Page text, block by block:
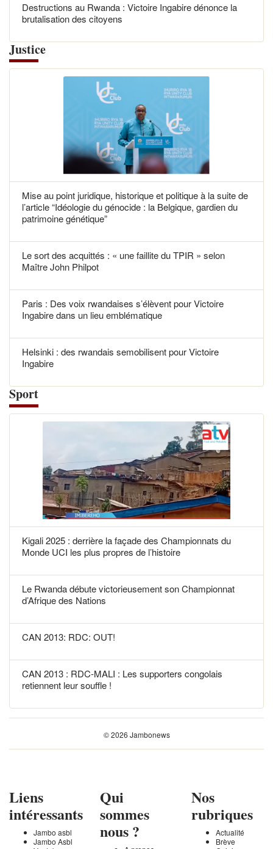
Destructions au Rwanda : Victoire Ingabire dénonce la
brutalisation des citoyens
Justice
Mise au point juridique, historique et politique à la suite de
l’article “Idéologie du génocide : la Belgique, gardien du
patrimoine génétique”
Le sort des acquittés : « une faillite du TPIR » selon
Maître John Philpot
Paris : Des voix rwandaises s’élèvent pour Victoire
Ingabire dans un lieu emblématique
Helsinki : des rwandais semobilisent pour Victoire
Ingabire
Sport
Kigali 2025 : derrière la façade des Championnats du
Monde UCI les plus propres de l’histoire
Le Rwanda débute victorieusement son Championnat
d’Afrique des Nations
CAN 2013: RDC: OUT!
CAN 2013 : RDC-MALI : Les supporters congolais
retiennent leur souffle !
© 2026 Jambonews
Liens
intéressants
Jambo asbl
Jambo Asbl
Qui
sommes
nous ?
Nos
rubriques
Actualité
Brève